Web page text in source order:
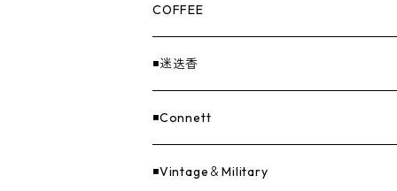
THE UNFORM STORE オリジナル
バーナー
焚火
寝具
ファニチャー
PANTS
CAP
GOODS
バンダナ＆手ぬぐい
ステッカー
COFFEE
◾️迷迭香
◾️Connett
◾️Vintage＆Military